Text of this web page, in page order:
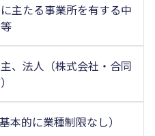
主たる事業所を有する中
、法人（株式会社・合同
本的に業種制限なし）